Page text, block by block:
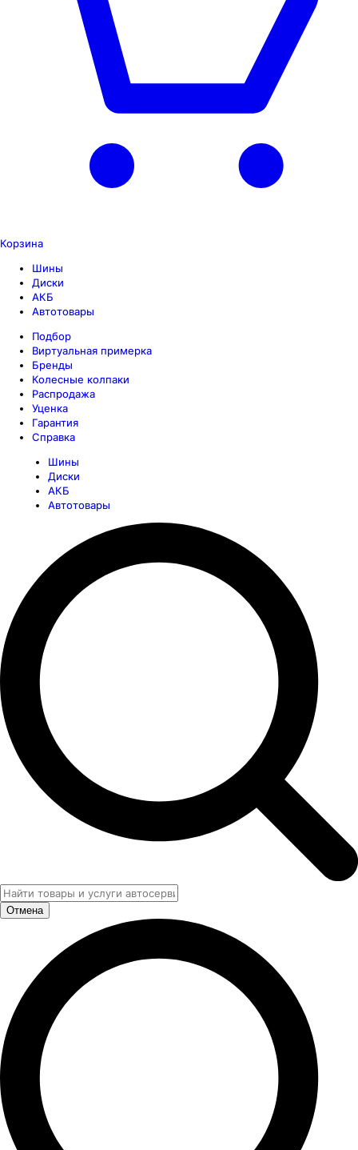
Корзина
Шины
Диски
АКБ
Автотовары
Подбор
Виртуальная примерка
Бренды
Колесные колпаки
Распродажа
Уценка
Гарантия
Справка
Шины
Диски
АКБ
Автотовары
Отмена